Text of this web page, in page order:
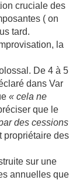
cruciale des
( on
tard.
la
De 4 à 5
dans Var
« cela ne
que le
des cessions
propriétaire des
sur une
annuelles que